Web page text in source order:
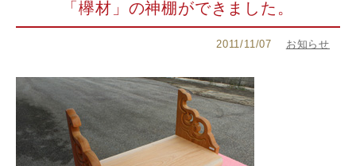
「欅材」の神棚ができました。
2011/11/07 お知らせ